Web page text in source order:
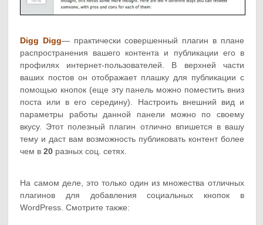
Digg Digg— практически совершенный плагин в плане
распространения вашего контента и публикации его в
профилях интернет-пользователей. В верхней части
ваших постов он отображает плашку для публикации с
помощью кнопок (еще эту панель можно поместить вниз
поста или в его середину). Настроить внешний вид и
параметры работы данной панели можно по своему
вкусу. Этот полезный плагин отлично впишется в вашу
тему и даст вам возможность публиковать контент более
чем в20 разных соц. сетях.
На самом деле, это только один из множества отличных
плагинов для добавления социальных кнопок в
WordPress. Смотрите также: